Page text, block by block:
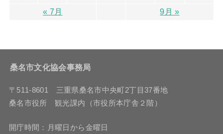
« 7月
9月 »
桑名市文化協会事務局
〒511-8601 三重県桑名市中央町2丁目37番地
桑名市役所 観光課内（市役所本庁舎２階）
開庁時間：月曜日から金曜日